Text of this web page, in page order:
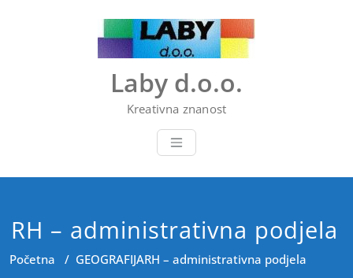
Laby d.o.o.
Kreativna znanost
RH – administrativna podjela
Početna / GEOGRAFIJARH – administrativna podjela